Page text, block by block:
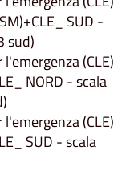
SUD -
sud)
(CLE)
NORD - scala
(CLE)
SUD - scala